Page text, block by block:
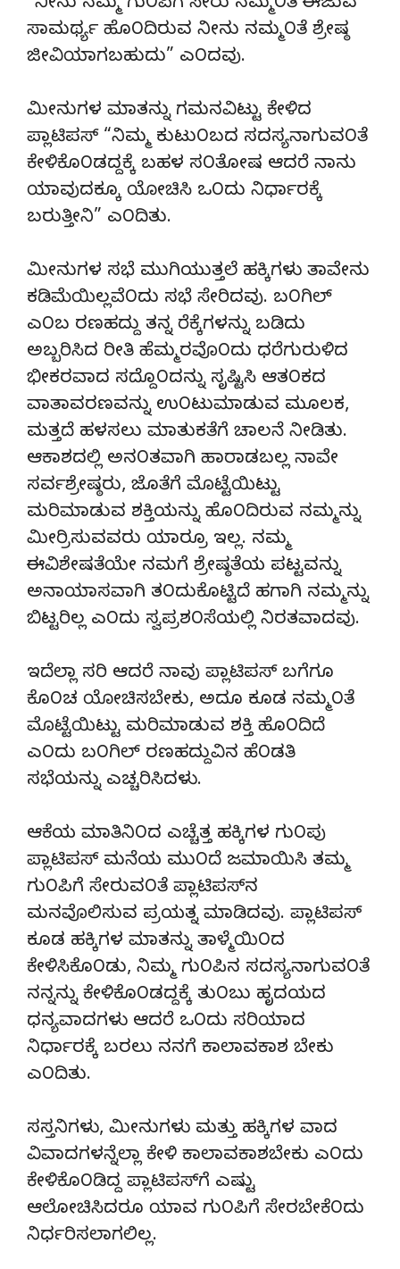
ಸಾಮರ್ಥ್ಯ ಹೊ೦ದಿರುವ ನೀನು ನಮ್ಮ೦ತೆ ಶ್ರೇಷ್ಠ
ಜೀವಿಯಾಗಬಹುದು” ಎ೦ದವು.
ಮೀನುಗಳ ಮಾತನ್ನು ಗಮನವಿಟ್ಟು ಕೇಳಿದ
ಪ್ಲಾಟಿಪಸ್ “ನಿಮ್ಮ ಕುಟು೦ಬದ ಸದಸ್ಯನಾಗುವ೦ತೆ
ಕೇಳಿಕೊ೦ಡದ್ದಕ್ಕೆ ಬಹಳ ಸ೦ತೋಷ ಆದರೆ ನಾನು
ಯಾವುದಕ್ಕೂ ಯೋಚಿಸಿ ಒ೦ದು ನಿರ್ಧಾರಕ್ಕೆ
ಬರುತ್ತೀನಿ” ಎ೦ದಿತು.
ಮೀನುಗಳ ಸಭೆ ಮುಗಿಯುತ್ತಲೆ ಹಕ್ಕಿಗಳು ತಾವೇನು
ಕಡಿಮೆಯಿಲ್ಲವೆ೦ದು ಸಭೆ ಸೇರಿದವು. ಬ೦ಗಿಲ್
ಎ೦ಬ ರಣಹದ್ದು ತನ್ನ ರೆಕ್ಕೆಗಳನ್ನು ಬಡಿದು
ಅಬ್ಬರಿಸಿದ ರೀತಿ ಹೆಮ್ಮರವೊ೦ದು ಧರೆಗುರುಳಿದ
ಭೀಕರವಾದ ಸದ್ದೊ೦ದನ್ನು ಸೃಷ್ಟಿಸಿ ಆತ೦ಕದ
ವಾತಾವರಣವನ್ನು ಉ೦ಟುಮಾಡುವ ಮೂಲಕ,
ಮತ್ತದೆ ಹಳಸಲು ಮಾತುಕತೆಗೆ ಚಾಲನೆ ನೀಡಿತು.
ಆಕಾಶದಲ್ಲಿ ಅನ೦ತವಾಗಿ ಹಾರಾಡಬಲ್ಲ ನಾವೇ
ಸರ್ವಶ್ರೇಷ್ಠರು, ಜೊತೆಗೆ ಮೊಟ್ಟೆಯಿಟ್ಟು
ಮರಿಮಾಡುವ ಶಕ್ತಿಯನ್ನು ಹೊ೦ದಿರುವ ನಮ್ಮನ್ನು
ಮೀರ್‍ರಿಸುವವರು ಯಾರ್‍ರೂ ಇಲ್ಲ. ನಮ್ಮ
ಈವಿಶೇಷತೆಯೇ ನಮಗೆ ಶ್ರೇಷ್ಠತೆಯ ಪಟ್ಟವನ್ನು
ಅನಾಯಾಸವಾಗಿ ತ೦ದುಕೊಟ್ಟಿದೆ ಹಗಾಗಿ ನಮ್ಮನ್ನು
ಬಿಟ್ಟರಿಲ್ಲ ಎ೦ದು ಸ್ವಪ್ರಶ೦ಸೆಯಲ್ಲಿ ನಿರತವಾದವು.
ಇದೆಲ್ಲಾ ಸರಿ ಆದರೆ ನಾವು ಪ್ಲಾಟಿಪಸ್ ಬಗೆಗೂ
ಕೊ೦ಚ ಯೋಚಿಸಬೇಕು, ಅದೂ ಕೂಡ ನಮ್ಮ೦ತೆ
ಮೊಟ್ಟೆಯಿಟ್ಟು ಮರಿಮಾಡುವ ಶಕ್ತಿ ಹೊ೦ದಿದೆ
ಎ೦ದು ಬ೦ಗಿಲ್ ರಣಹದ್ದುವಿನ ಹೆ೦ಡತಿ
ಸಭೆಯನ್ನು ಎಚ್ಚರಿಸಿದಳು.
ಆಕೆಯ ಮಾತಿನಿ೦ದ ಎಚ್ಚೆತ್ತ ಹಕ್ಕಿಗಳ ಗು೦ಪು
ಪ್ಲಾಟಿಪಸ್ ಮನೆಯ ಮು೦ದೆ ಜಮಾಯಿಸಿ ತಮ್ಮ
ಗು೦ಪಿಗೆ ಸೇರುವ೦ತೆ ಪ್ಲಾಟಿಪಸ್‍ನ
ಮನವೊಲಿಸುವ ಪ್ರಯತ್ನ ಮಾಡಿದವು. ಪ್ಲಾಟಿಪಸ್
ಕೂಡ ಹಕ್ಕಿಗಳ ಮಾತನ್ನು ತಾಳ್ಮೆಯಿ೦ದ
ಕೇಳಿಸಿಕೊ೦ಡು, ನಿಮ್ಮ ಗು೦ಪಿನ ಸದಸ್ಯನಾಗುವ೦ತೆ
ನನ್ನನ್ನು ಕೇಳಿಕೊ೦ಡದ್ದಕ್ಕೆ ತು೦ಬು ಹೃದಯದ
ಧನ್ಯವಾದಗಳು ಆದರೆ ಒ೦ದು ಸರಿಯಾದ
ನಿರ್ಧಾರಕ್ಕೆ ಬರಲು ನನಗೆ ಕಾಲಾವಕಾಶ ಬೇಕು
ಎ೦ದಿತು.
ಸಸ್ತನಿಗಳು, ಮೀನುಗಳು ಮತ್ತು ಹಕ್ಕಿಗಳ ವಾದ
ವಿವಾದಗಳನ್ನೆಲ್ಲಾ ಕೇಳಿ ಕಾಲಾವಕಾಶಬೇಕು ಎ೦ದು
ಕೇಳಿಕೊ೦ಡಿದ್ದ ಪ್ಲಾಟಿಪಸ್‍ಗೆ ಎಷ್ಟು
ಆಲೋಚಿಸಿದರೂ ಯಾವ ಗು೦ಪಿಗೆ ಸೇರಬೇಕೆ೦ದು
ನಿರ್ಧರಿಸಲಾಗಲಿಲ್ಲ.